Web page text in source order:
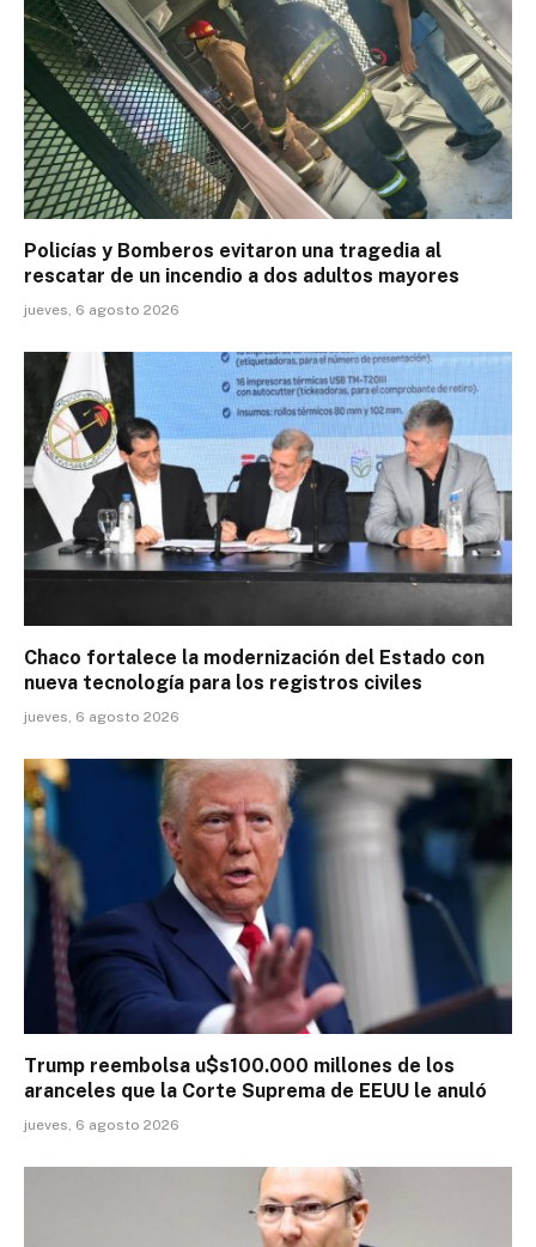
Policías y Bomberos evitaron una tragedia al
rescatar de un incendio a dos adultos mayores
jueves, 6 agosto 2026
Chaco fortalece la modernización del Estado con
nueva tecnología para los registros civiles
jueves, 6 agosto 2026
Trump reembolsa u$s100.000 millones de los
aranceles que la Corte Suprema de EEUU le anuló
jueves, 6 agosto 2026